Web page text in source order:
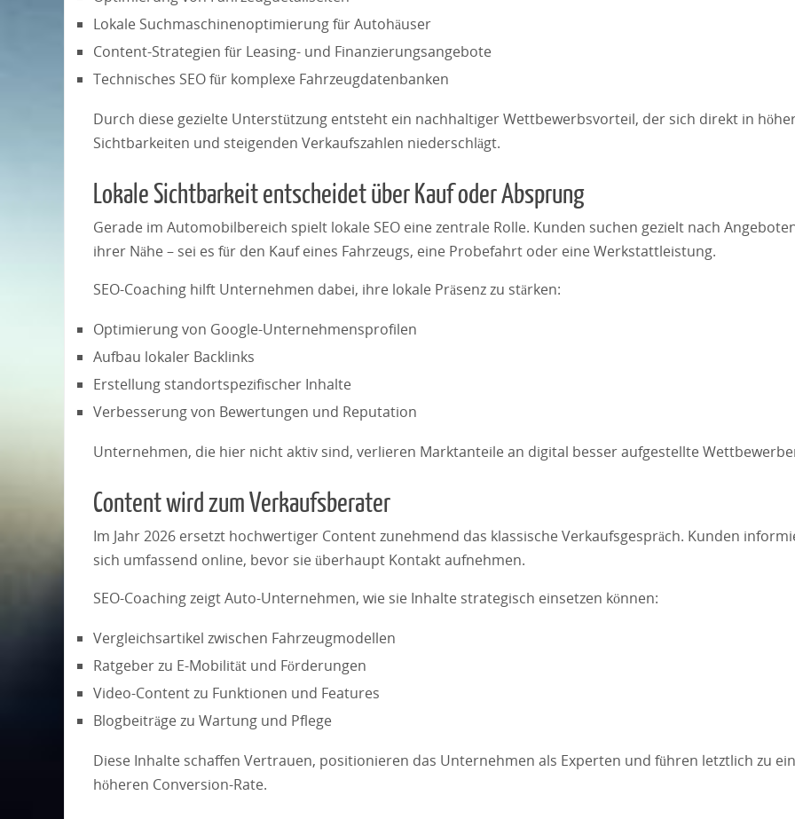
Lokale Suchmaschinenoptimierung für Autohäuser
Content-Strategien für Leasing- und Finanzierungsangebote
Technisches SEO für komplexe Fahrzeugdatenbanken
Durch diese gezielte Unterstützung entsteht ein nachhaltiger Wettbewerbsvorteil, der sich direkt in
Sichtbarkeiten und steigenden Verkaufszahlen niederschlägt.
Lokale Sichtbarkeit entscheidet über Kauf oder Absprung
Gerade im Automobilbereich spielt lokale SEO eine zentrale Rolle. Kunden suchen gezielt nach
ihrer Nähe – sei es für den Kauf eines Fahrzeugs, eine Probefahrt oder eine Werkstattleistung.
SEO-Coaching hilft Unternehmen dabei, ihre lokale Präsenz zu stärken:
Optimierung von Google-Unternehmensprofilen
Aufbau lokaler Backlinks
Erstellung standortspezifischer Inhalte
Verbesserung von Bewertungen und Reputation
Unternehmen, die hier nicht aktiv sind, verlieren Marktanteile an digital besser aufgestellte
Content wird zum Verkaufsberater
Im Jahr 2026 ersetzt hochwertiger Content zunehmend das klassische Verkaufsgespräch. Kunden
sich umfassend online, bevor sie überhaupt Kontakt aufnehmen.
SEO-Coaching zeigt Auto-Unternehmen, wie sie Inhalte strategisch einsetzen können:
Vergleichsartikel zwischen Fahrzeugmodellen
Ratgeber zu E-Mobilität und Förderungen
Video-Content zu Funktionen und Features
Blogbeiträge zu Wartung und Pflege
Diese Inhalte schaffen Vertrauen, positionieren das Unternehmen als Experten und führen letztlich zu
höheren Conversion-Rate.